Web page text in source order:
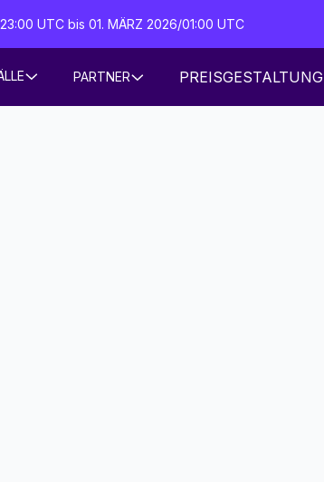
UTC bis 01. MÄRZ 2026/01:00 UTC
PARTNER PREISGESTALTUNG